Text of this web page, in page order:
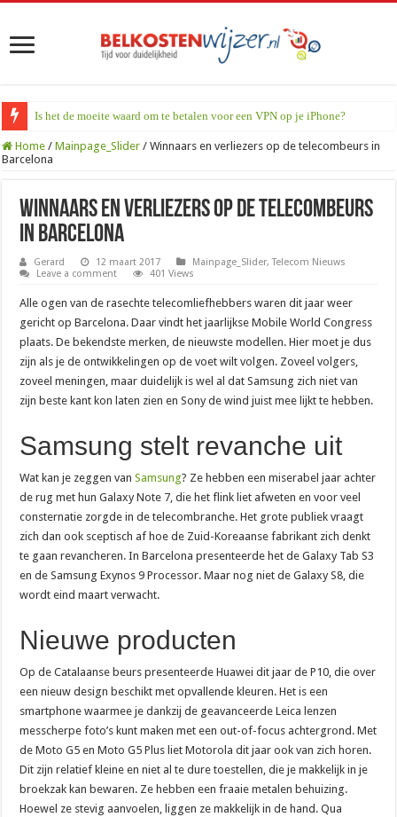
Is het de moeite waard om te betalen voor een VPN op je iPhone?
Home / Mainpage_Slider / Winnaars en verliezers op de telecombeurs in
Barcelona
Winnaars en verliezers op de telecombeurs
in Barcelona
Gerard 12 maart 2017 Mainpage_Slider,Telecom Nieuws
Leave a comment
401 Views
Alle ogen van de rasechte telecomliefhebbers waren dit jaar weer
gericht op Barcelona. Daar vindt het jaarlijkse Mobile World Congress
plaats. De bekendste merken, de nieuwste modellen. Hier moet je dus
zijn als je de ontwikkelingen op de voet wilt volgen. Zoveel volgers,
zoveel meningen, maar duidelijk is wel al dat Samsung zich niet van
zijn beste kant kon laten zien en Sony de wind juist mee lijkt te hebben.
Samsung stelt revanche uit
Wat kan je zeggen vanSamsung? Ze hebben een miserabel jaar achter
de rug met hun Galaxy Note 7, die het flink liet afweten en voor veel
consternatie zorgde in de telecombranche. Het grote publiek vraagt
zich dan ook sceptisch af hoe de Zuid-Koreaanse fabrikant zich denkt
te gaan revancheren. In Barcelona presenteerde het de Galaxy Tab S3
en de Samsung Exynos 9 Processor. Maar nog niet de Galaxy S8, die
wordt eind maart verwacht.
Nieuwe producten
Op de Catalaanse beurs presenteerde Huawei dit jaar de P10, die over
een nieuw design beschikt met opvallende kleuren. Het is een
smartphone waarmee je dankzij de geavanceerde Leica lenzen
messcherpe foto’s kunt maken met een out-of-focus achtergrond. Met
de Moto G5 en Moto G5 Plus liet Motorola dit jaar ook van zich horen.
Dit zijn relatief kleine en niet al te dure toestellen, die je makkelijk in je
broekzak kan bewaren. Ze hebben een fraaie metalen behuizing.
Hoewel ze stevig aanvoelen, liggen ze makkelijk in de hand. Qua